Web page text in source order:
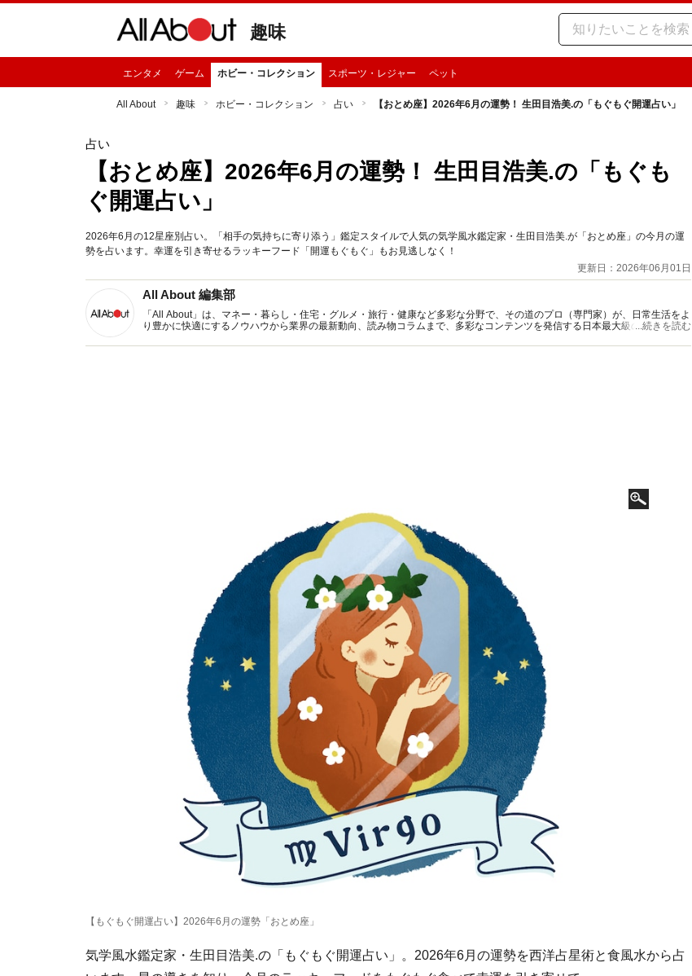
趣味
エンタメ ゲーム ホビー・コレクション スポーツ・レジャー ペット
All About 趣味 ホビー・コレクション 占い 【おとめ座】2026年6月の運勢！ 生田目浩美.の「もぐもぐ開運占い」
占い
【おとめ座】2026年6月の運勢！ 生田目浩美.の「もぐも
ぐ開運占い」
2026年6月の12星座別占い。「相手の気持ちに寄り添う」鑑定スタイルで人気の気学風水鑑定家・生田目浩美.が「おとめ座」の今月の運
勢を占います。幸運を引き寄せるラッキーフード「開運もぐもぐ」もお見逃しなく！
更新日：2026年06月01日
All About 編集部
「All About」は、マネー・暮らし・住宅・グルメ・旅行・健康など多彩な分野で、その道のプロ（専門家）が、日常生活をよ
り豊かに快適にするノウハウから業界の最新動向、読み物コラムまで、多彩なコンテンツを発信する日本最大級の総合情報サ
...続きを読む
【もぐもぐ開運占い】2026年6月の運勢「おとめ座」
気学風水鑑定家・生田目浩美.の「もぐもぐ開運占い」。2026年6月の運勢を西洋占星術と食風水から占